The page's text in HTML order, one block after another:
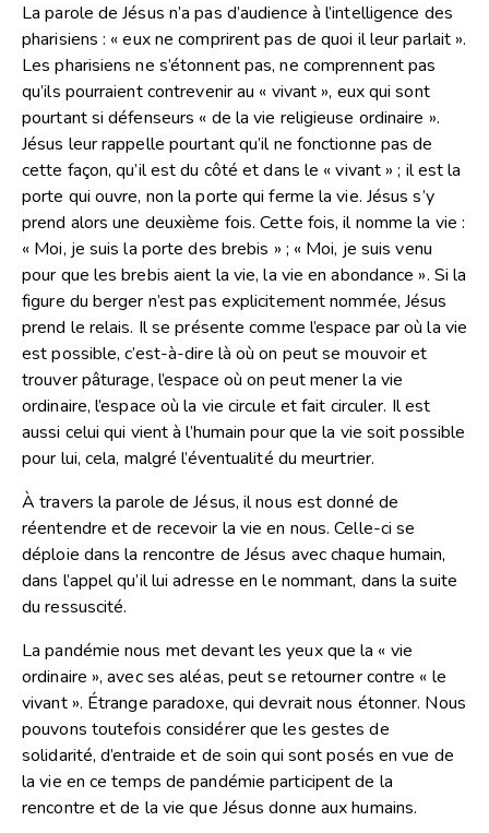
La parole de Jésus n’a pas d’audience à l’intelligence des
pharisiens : « eux ne comprirent pas de quoi il leur parlait ».
Les pharisiens ne s’étonnent pas, ne comprennent pas
qu’ils pourraient contrevenir au « vivant », eux qui sont
pourtant si défenseurs « de la vie religieuse ordinaire ».
Jésus leur rappelle pourtant qu’il ne fonctionne pas de
cette façon, qu’il est du côté et dans le « vivant » ; il est la
porte qui ouvre, non la porte qui ferme la vie. Jésus s’y
prend alors une deuxième fois. Cette fois, il nomme la vie :
« Moi, je suis la porte des brebis » ; « Moi, je suis venu
pour que les brebis aient la vie, la vie en abondance ». Si la
figure du berger n’est pas explicitement nommée, Jésus
prend le relais. Il se présente comme l’espace par où la vie
est possible, c’est-à-dire là où on peut se mouvoir et
trouver pâturage, l’espace où on peut mener la vie
ordinaire, l’espace où la vie circule et fait circuler. Il est
aussi celui qui vient à l’humain pour que la vie soit possible
pour lui, cela, malgré l’éventualité du meurtrier.
À travers la parole de Jésus, il nous est donné de
réentendre et de recevoir la vie en nous. Celle-ci se
déploie dans la rencontre de Jésus avec chaque humain,
dans l’appel qu’il lui adresse en le nommant, dans la suite
du ressuscité.
La pandémie nous met devant les yeux que la « vie
ordinaire », avec ses aléas, peut se retourner contre « le
vivant ». Étrange paradoxe, qui devrait nous étonner. Nous
pouvons toutefois considérer que les gestes de
solidarité, d’entraide et de soin qui sont posés en vue de
la vie en ce temps de pandémie participent de la
rencontre et de la vie que Jésus donne aux humains.